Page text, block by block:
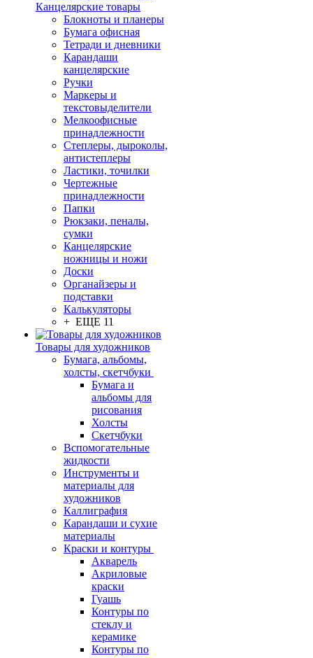
Канцелярские товары
Блокноты и планеры
Бумага офисная
Тетради и дневники
Карандаши
канцелярские
Ручки
Маркеры и
текстовыделители
Мелкоофисные
принадлежности
Степлеры, дыроколы,
антистеплеры
Ластики, точилки
Чертежные
принадлежности
Папки
Рюкзаки, пеналы,
сумки
Канцелярские
ножницы и ножи
Доски
Органайзеры и
подставки
Калькуляторы
+ ЕЩЕ 11
Товары для художников
Бумага, альбомы,
холсты, скетчбуки
Бумага и
альбомы для
рисования
Холсты
Скетчбуки
Вспомогательные
жидкости
Инструменты и
материалы для
художников
Каллиграфия
Карандаши и сухие
материалы
Краски и контуры
Акварель
Акриловые
краски
Гуашь
Контуры по
стеклу и
керамике
Контуры по